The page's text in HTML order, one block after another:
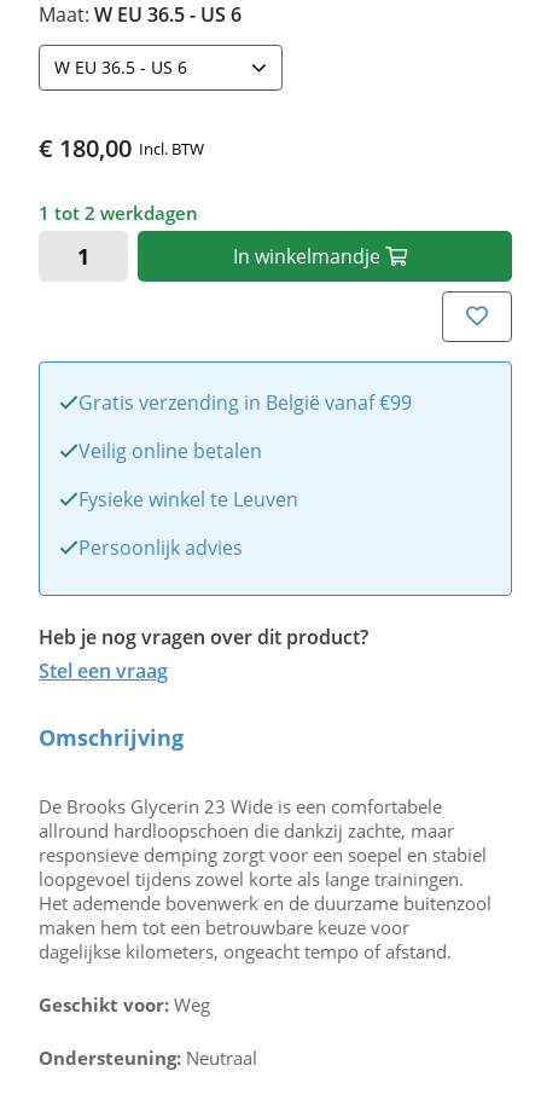
Maat: W EU 36.5 - US 6
W EU 36.5 - US 6
€ 180,00 Incl. BTW
1 tot 2 werkdagen
In winkelmandje
Gratis verzending in België vanaf €99
Veilig online betalen
Fysieke winkel te Leuven
Persoonlijk advies
Heb je nog vragen over dit product?
Stel een vraag
Omschrijving
De Brooks Glycerin 23 Wide is een comfortabele
allround hardloopschoen die dankzij zachte, maar
responsieve demping zorgt voor een soepel en stabiel
loopgevoel tijdens zowel korte als lange trainingen.
Het ademende bovenwerk en de duurzame buitenzool
maken hem tot een betrouwbare keuze voor
dagelijkse kilometers, ongeacht tempo of afstand.
Geschikt voor: Weg
Ondersteuning: Neutraal